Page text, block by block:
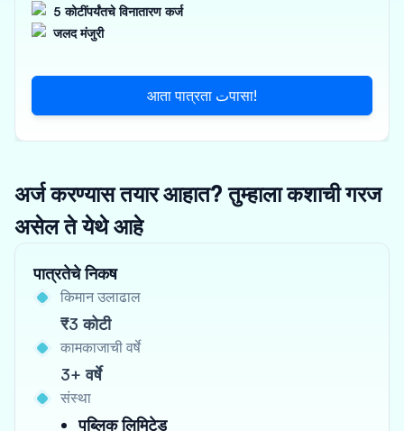
5 कोटींपर्यंतचे विनातारण कर्ज
जलद मंजुरी
आता पात्रता تपासा!
अर्ज करण्यास तयार आहात? तुम्हाला कशाची गरज
असेल ते येथे आहे
पात्रतेचे निकष
किमान उलाढाल
₹3 कोटी
कामकाजाची वर्षे
3+ वर्षे
संस्था
पब्लिक लिमिटेड